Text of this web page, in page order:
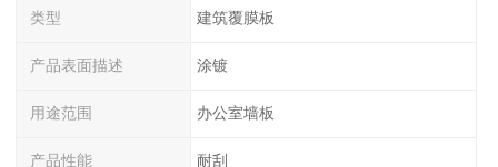
类型 建筑覆膜板
产品表面描述 涂镀
用途范围 办公室墙板
产品性能 耐刮